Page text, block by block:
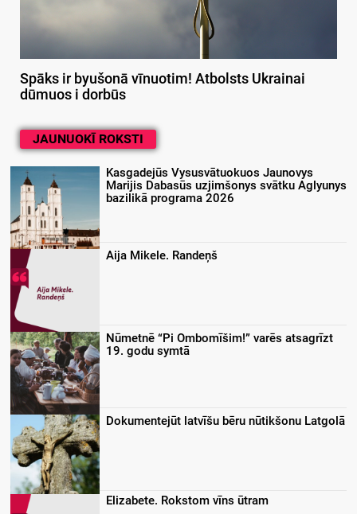
Spāks ir byušonā vīnuotim! Atbolsts Ukrainai
dūmuos i dorbūs
JAUNUOKĪ ROKSTI
Kasgadejūs Vysusvātuokuos Jaunovys
Marijis Dabasūs uzjimšonys svātku Aglyunys
bazilikā programa 2026
Aija Mikele. Randeņš
Nūmetnē “Pi Ombomīšim!” varēs atsagrīzt
19. godu symtā
Dokumentejūt latvīšu bēru nūtikšonu Latgolā
Elizabete. Rokstom vīns ūtram